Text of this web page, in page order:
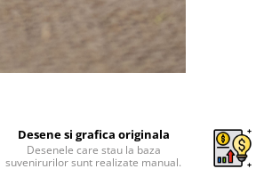
Desene si grafica originala
Desenele care stau la baza
suvenirurilor sunt realizate manual.